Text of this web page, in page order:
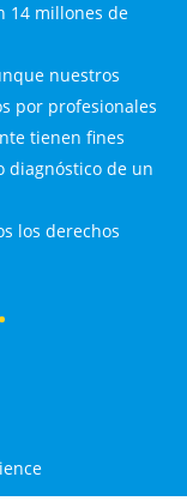
14 millones de
nuestros
por profesionales
tienen fines
diagnóstico de un
los derechos